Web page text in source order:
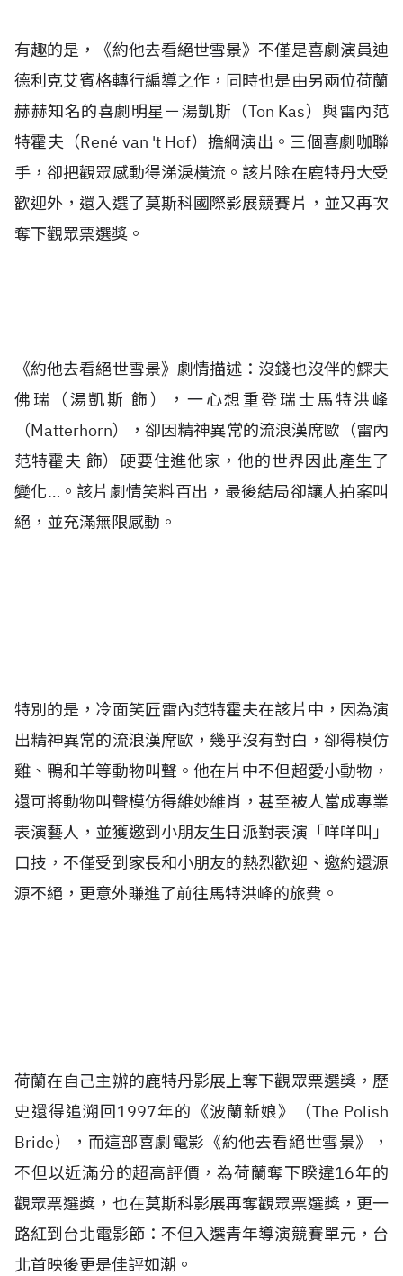
有趣的是，《約他去看絕世雪景》不僅是喜劇演員迪
德利克艾賓格轉行編導之作，同時也是由另兩位荷蘭
赫赫知名的喜劇明星－湯凱斯（Ton Kas）與雷內范
特霍夫（René van 't Hof）擔綱演出。三個喜劇咖聯
手，卻把觀眾感動得涕淚橫流。該片除在鹿特丹大受
歡迎外，還入選了莫斯科國際影展競賽片，並又再次
奪下觀眾票選獎。
《約他去看絕世雪景》劇情描述：沒錢也沒伴的鰥夫
佛瑞（湯凱斯 飾），一心想重登瑞士馬特洪峰
（Matterhorn），卻因精神異常的流浪漢席歐（雷內
范特霍夫 飾）硬要住進他家，他的世界因此產生了
變化…。該片劇情笑料百出，最後結局卻讓人拍案叫
絕，並充滿無限感動。
特別的是，冷面笑匠雷內范特霍夫在該片中，因為演
出精神異常的流浪漢席歐，幾乎沒有對白，卻得模仿
雞、鴨和羊等動物叫聲。他在片中不但超愛小動物，
還可將動物叫聲模仿得維妙維肖，甚至被人當成專業
表演藝人，並獲邀到小朋友生日派對表演「咩咩叫」
口技，不僅受到家長和小朋友的熱烈歡迎、邀約還源
源不絕，更意外賺進了前往馬特洪峰的旅費。
荷蘭在自己主辦的鹿特丹影展上奪下觀眾票選獎，歷
史還得追溯回1997年的《波蘭新娘》（The Polish
Bride），而這部喜劇電影《約他去看絕世雪景》，
不但以近滿分的超高評價，為荷蘭奪下睽違16年的
觀眾票選獎，也在莫斯科影展再奪觀眾票選獎，更一
路紅到台北電影節：不但入選青年導演競賽單元，台
北首映後更是佳評如潮。